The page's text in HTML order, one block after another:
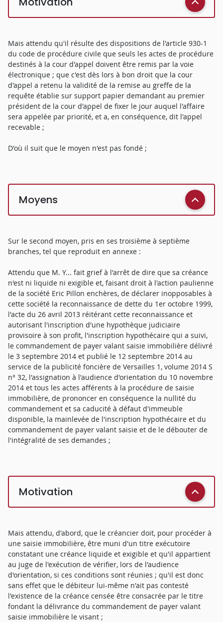
Mais attendu qu'il résulte des dispositions de l'article 930-1
du code de procédure civile que seuls les actes de procédure
destinés à la cour d'appel doivent être remis par la voie
électronique ; que c'est dès lors à bon droit que la cour
d'appel a retenu la validité de la remise au greffe de la
requête établie sur support papier demandant au premier
président de la cour d'appel de fixer le jour auquel l'affaire
sera appelée par priorité, et a, en conséquence, dit l'appel
recevable ;
D'où il suit que le moyen n'est pas fondé ;
Moyens
Sur le second moyen, pris en ses troisième à septième
branches, tel que reproduit en annexe :
Attendu que M. Y... fait grief à l'arrêt de dire que sa créance
n'est ni liquide ni exigible et, faisant droit à l'action paulienne
de la société Eric Pillon enchères, de déclarer inopposables à
cette société la reconnaissance de dette du 1er octobre 1999,
l'acte du 26 avril 2013 réitérant cette reconnaissance et
autorisant l'inscription d'une hypothèque judiciaire
provisoire à son profit, l'inscription hypothécaire qui a suivi,
le commandement de payer valant saisie immobilière délivré
le 3 septembre 2014 et publié le 12 septembre 2014 au
service de la publicité foncière de Versailles 1, volume 2014 S
n° 32, l'assignation à l'audience d'orientation du 10 novembre
2014 et tous les actes afférents à la procédure de saisie
immobilière, de prononcer en conséquence la nullité du
commandement et sa caducité à défaut d'immeuble
disponible, la mainlevée de l'inscription hypothécaire et du
commandement de payer valant saisie et de le débouter de
l'intégralité de ses demandes ;
Motivation
Mais attendu, d'abord, que le créancier doit, pour procéder à
une saisie immobilière, être muni d'un titre exécutoire
constatant une créance liquide et exigible et qu'il appartient
au juge de l'exécution de vérifier, lors de l'audience
d'orientation, si ces conditions sont réunies ; qu'il est donc
sans effet que le débiteur lui-même n'ait pas contesté
l'existence de la créance censée être consacrée par le titre
fondant la délivrance du commandement de payer valant
saisie immobilière le visant ;